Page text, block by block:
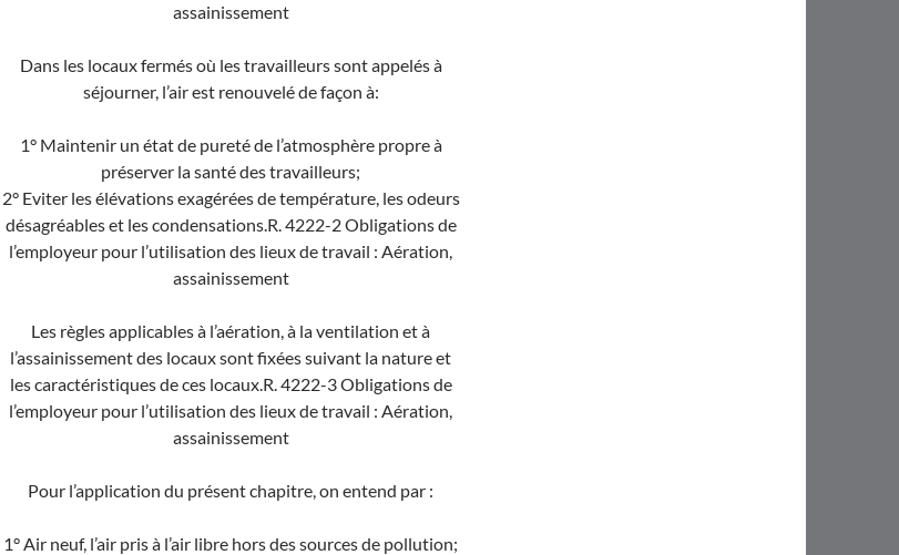
assainissement
Dans les locaux fermés où les travailleurs sont appelés à
séjourner, l’air est renouvelé de façon à:
1° Maintenir un état de pureté de l’atmosphère propre à
préserver la santé des travailleurs;
2° Eviter les élévations exagérées de température, les odeurs
désagréables et les condensations.R. 4222-2 Obligations de
l’employeur pour l’utilisation des lieux de travail : Aération,
assainissement
Les règles applicables à l’aération, à la ventilation et à
l’assainissement des locaux sont fixées suivant la nature et
les caractéristiques de ces locaux.R. 4222-3 Obligations de
l’employeur pour l’utilisation des lieux de travail : Aération,
assainissement
Pour l’application du présent chapitre, on entend par :
1° Air neuf, l’air pris à l’air libre hors des sources de pollution;